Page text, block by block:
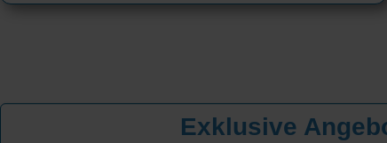
Exklusive